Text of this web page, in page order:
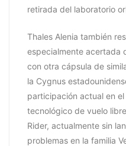
retirada del laboratorio
Thales Alenia también
especialmente acertada
con otra cápsula de
la Cygnus
participación actual en
tecnológico de vuelo
Rider, actualmente sin
problemas en la familia